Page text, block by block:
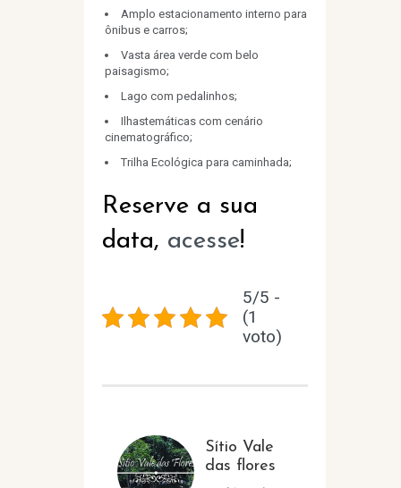
Amplo estacionamento interno para
ônibus e carros;
Vasta área verde com belo
paisagismo;
Lago com pedalinhos;
Ilhastemáticas com cenário
cinematográfico;
Trilha Ecológica para caminhada;
Reserve a sua
data, acesse!
5/5 -
(1
voto)
Sítio Vale
das flores